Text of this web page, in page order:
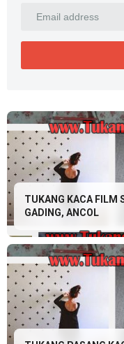
TUKANG KACA FILM
GADING, ANCOL